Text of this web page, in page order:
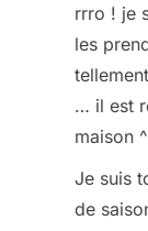
rrro ! je
les
… il est
maison
Je suis
de